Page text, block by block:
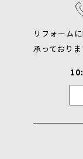
リフォーム
承っており